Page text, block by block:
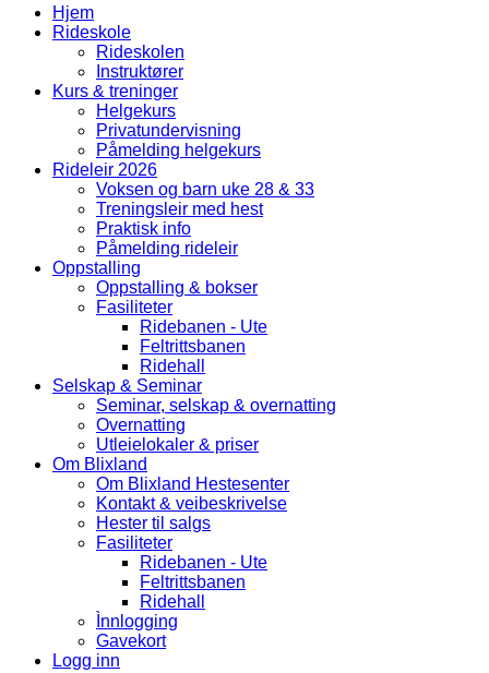
Hjem
Rideskole
Rideskolen
Instruktører
Kurs & treninger
Helgekurs
Privatundervisning
Påmelding helgekurs
Rideleir 2026
Voksen og barn uke 28 & 33
Treningsleir med hest
Praktisk info
Påmelding rideleir
Oppstalling
Oppstalling & bokser
Fasiliteter
Ridebanen - Ute
Feltrittsbanen
Ridehall
Selskap & Seminar
Seminar, selskap & overnatting
Overnatting
Utleielokaler & priser
Om Blixland
Om Blixland Hestesenter
Kontakt & veibeskrivelse
Hester til salgs
Fasiliteter
Ridebanen - Ute
Feltrittsbanen
Ridehall
Ìnnlogging
Gavekort
Logg inn